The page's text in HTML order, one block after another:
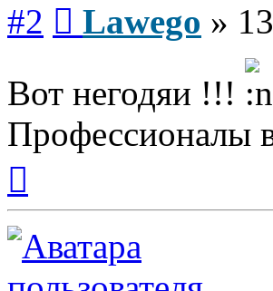
#2 Lawego »
Вот негодяи !!!
Профессионалы
началу